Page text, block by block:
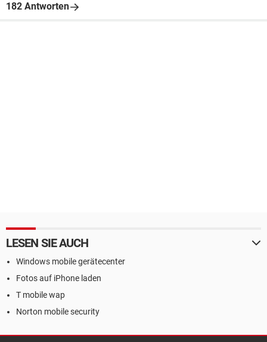
182 Antworten
LESEN SIE AUCH
Windows mobile gerätecenter
Fotos auf iPhone laden
T mobile wap
Norton mobile security